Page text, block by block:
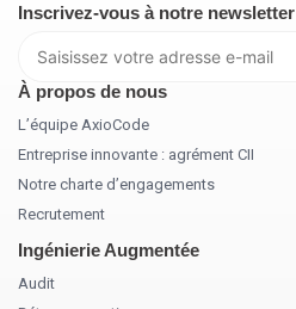
Inscrivez-vous à notre newsletter
À propos de nous
L’équipe AxioCode
Entreprise innovante : agrément CII
Notre charte d’engagements
Recrutement
Ingénierie Augmentée
Audit